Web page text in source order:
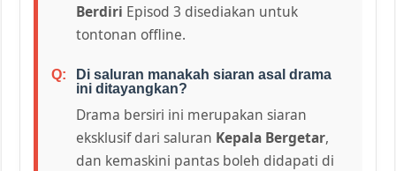
Berdiri Episod 3 disediakan untuk
tontonan offline.
Di saluran manakah siaran asal drama
ini ditayangkan?
Drama bersiri ini merupakan siaran
eksklusif dari saluran Kepala Bergetar,
dan kemaskini pantas boleh didapati di